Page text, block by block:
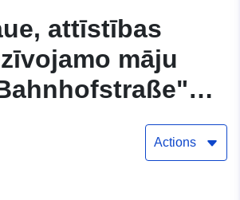
attīstības
māju
Actions